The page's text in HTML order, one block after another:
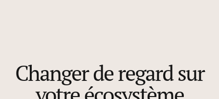
Changer de regard sur